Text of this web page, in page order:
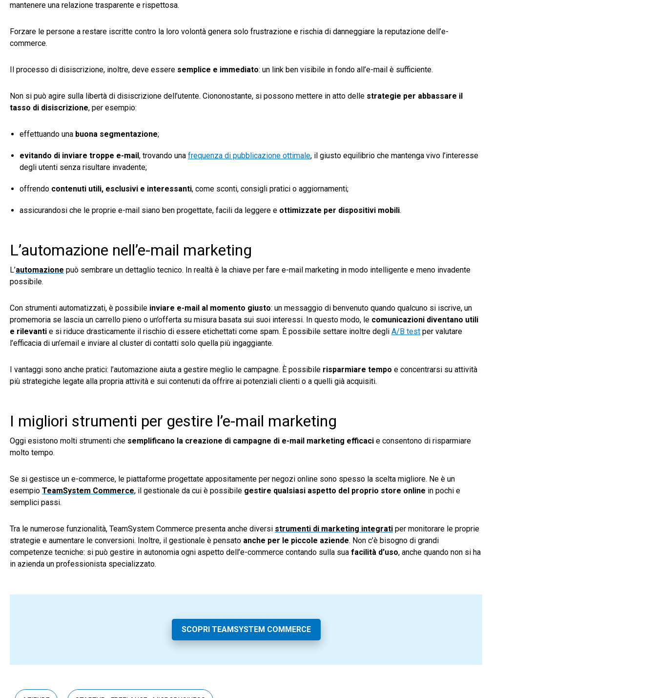
mantenere una relazione trasparente e rispettosa.
Forzare le persone a restare iscritte contro la loro volontà genera solo frustrazione e rischia di danneggiare la reputazione dell’e-
commerce.
Il processo di disiscrizione, inoltre, deve essere semplice e immediato: un link ben visibile in fondo all’e-mail è sufficiente.
Non si può agire sulla libertà di disiscrizione dell’utente. Ciononostante, si possono mettere in atto delle strategie per abbassare il
tasso di disiscrizione, per esempio:
effettuando una buona segmentazione;
evitando di inviare troppe e-mail , trovando una frequenza di pubblicazione ottimale, il giusto equilibrio che mantenga vivo l’interesse
degli utenti senza risultare invadente;
offrendo contenuti utili, esclusivi e interessanti, come sconti, consigli pratici o aggiornamenti;
assicurandosi che le proprie e-mail siano ben progettate, facili da leggere e ottimizzate per dispositivi mobili.
L’automazione nell’e-mail marketing
L’automazione può sembrare un dettaglio tecnico. In realtà è la chiave per fare e-mail marketing in modo intelligente e meno invadente
possibile.
Con strumenti automatizzati, è possibile inviare e-mail al momento giusto: un messaggio di benvenuto quando qualcuno si iscrive, un
promemoria se lascia un carrello pieno o un’offerta su misura basata sui suoi interessi. In questo modo, le comunicazioni diventano utili
e rilevanti e si riduce drasticamente il rischio di essere etichettati come spam. È possibile settare inoltre degli A/B test per valutare
l’efficacia di un’email e inviare al cluster di contatti solo quella più ingaggiante.
I vantaggi sono anche pratici: l’automazione aiuta a gestire meglio le campagne. È possibile risparmiare tempo e concentrarsi su attività
più strategiche legate alla propria attività e sui contenuti da offrire ai potenziali clienti o a quelli già acquisiti.
I migliori strumenti per gestire l’e-mail marketing
Oggi esistono molti strumenti che semplificano la creazione di campagne di e-mail marketing efficaci e consentono di risparmiare
molto tempo.
Se si gestisce un e-commerce, le piattaforme progettate appositamente per negozi online sono spesso la scelta migliore. Ne è un
esempio TeamSystem Commerce, il gestionale da cui è possibile gestire qualsiasi aspetto del proprio store online in pochi e
semplici passi.
Tra le numerose funzionalità, TeamSystem Commerce presenta anche diversi strumenti di marketing integrati per monitorare le proprie
strategie e aumentare le conversioni. Inoltre, il gestionale è pensato anche per le piccole aziende. Non c’è bisogno di grandi
competenze tecniche: si può gestire in autonomia ogni aspetto dell’e-commerce contando sulla sua facilità d’uso, anche quando non si ha
in azienda un professionista specializzato.
SCOPRI TEAMSYSTEM COMMERCE